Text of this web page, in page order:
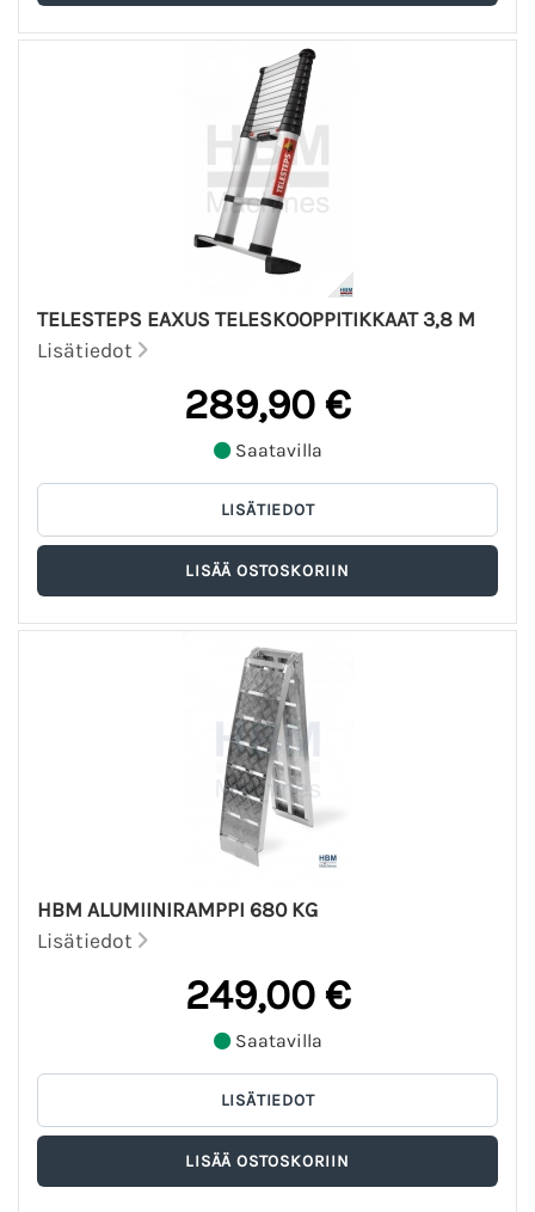
TELESTEPS EAXUS TELESKOOPPITIKKAAT 3,8 M
Lisätiedot
289,90 €
Saatavilla
HBM ALUMIINIRAMPPI 680 KG
Lisätiedot
249,00 €
Saatavilla